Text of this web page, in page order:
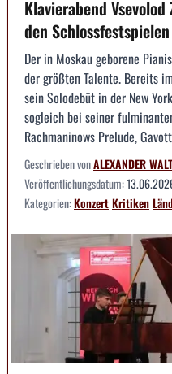
Klavierabend
den Schlossfestspielen
Der in Moskau geborene
der größten Talente. Bereits
sein Solodebüt in der New
sogleich bei seiner
Rachmaninows Prelude,
Geschrieben vonALEXANDER
Veröffentlichungsdatum:
Kategorien:KonzertKritiken